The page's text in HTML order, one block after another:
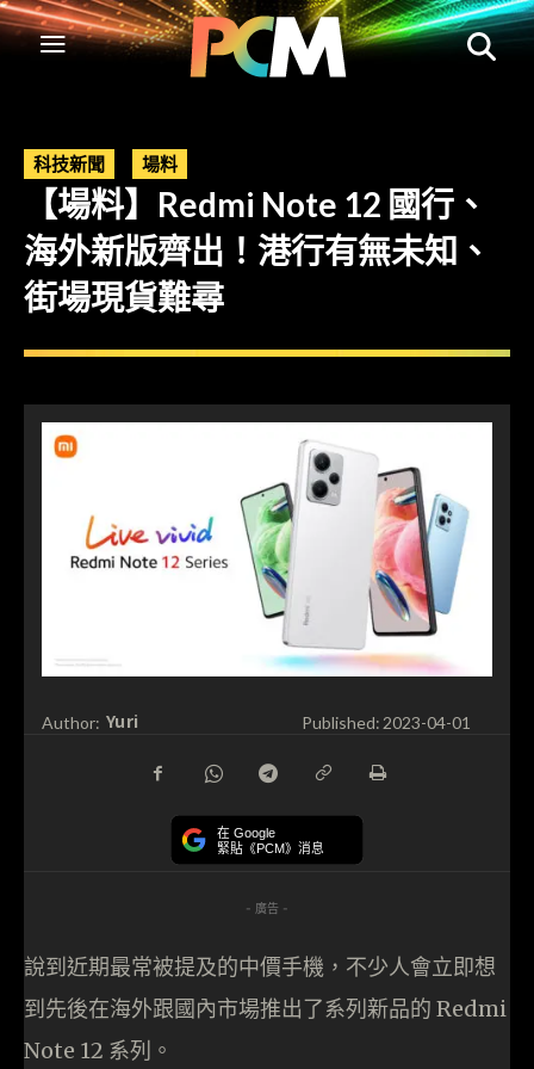
科技新聞 場料
【場料】Redmi Note 12 國行、
海外新版齊出！港行有無未知、
街場現貨難尋
Author: Yuri Published: 2023-04-01
在 Google
緊貼《PCM》消息
- 廣告 -
說到近期最常被提及的中價手機，不少人會立即想
到先後在海外跟國內市場推出了系列新品的 Redmi
Note 12 系列。